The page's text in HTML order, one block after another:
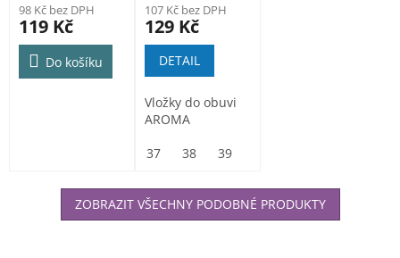
98 Kč bez DPH
119 Kč
Do košíku
107 Kč bez DPH
129 Kč
DETAIL
Vložky do obuvi
AROMA
37
38 39
ZOBRAZIT VŠECHNY PODOBNÉ PRODUKTY